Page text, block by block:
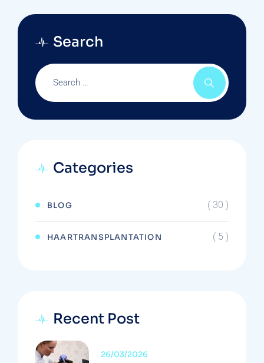
Search
Categories
BLOG ( 30 )
HAARTRANSPLANTATION ( 5 )
Recent Post
26/03/2026